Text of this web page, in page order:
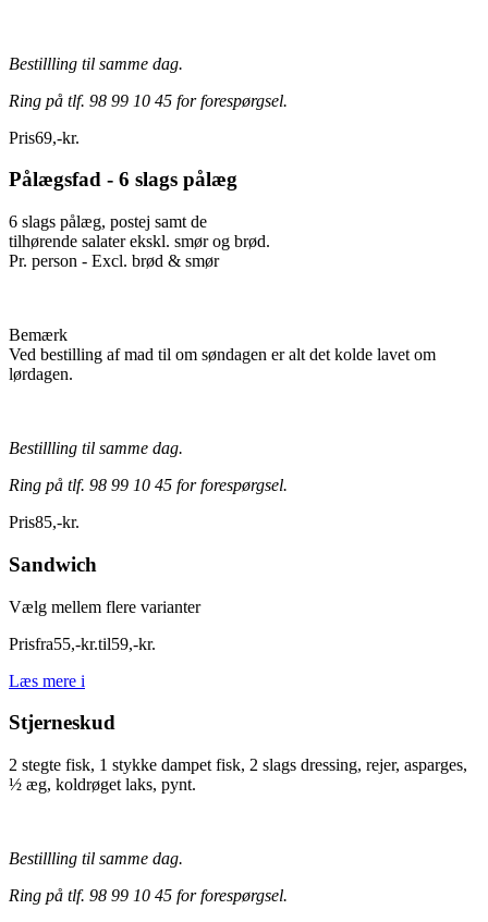
Bestillling til samme dag.
Ring på tlf. 98 99 10 45 for forespørgsel.
Pris69,-kr.
Pålægsfad - 6 slags pålæg
6 slags pålæg, postej samt de
tilhørende salater ekskl. smør og brød.
Pr. person - Excl. brød & smør
Bemærk
Ved bestilling af mad til om søndagen er alt det kolde lavet om
lørdagen.
Bestillling til samme dag.
Ring på tlf. 98 99 10 45 for forespørgsel.
Pris85,-kr.
Sandwich
Vælg mellem flere varianter
Prisfra55,-kr.til59,-kr.
Læs mere i
Stjerneskud
2 stegte fisk, 1 stykke dampet fisk, 2 slags dressing, rejer, asparges,
½ æg, koldrøget laks, pynt.
Bestillling til samme dag.
Ring på tlf. 98 99 10 45 for forespørgsel.